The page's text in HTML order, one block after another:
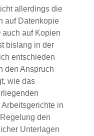
allerdings die
auf Datenkopie
auch auf Kopien
bislang in der
entschieden
den Anspruch
wie das
in
den
Unterlagen